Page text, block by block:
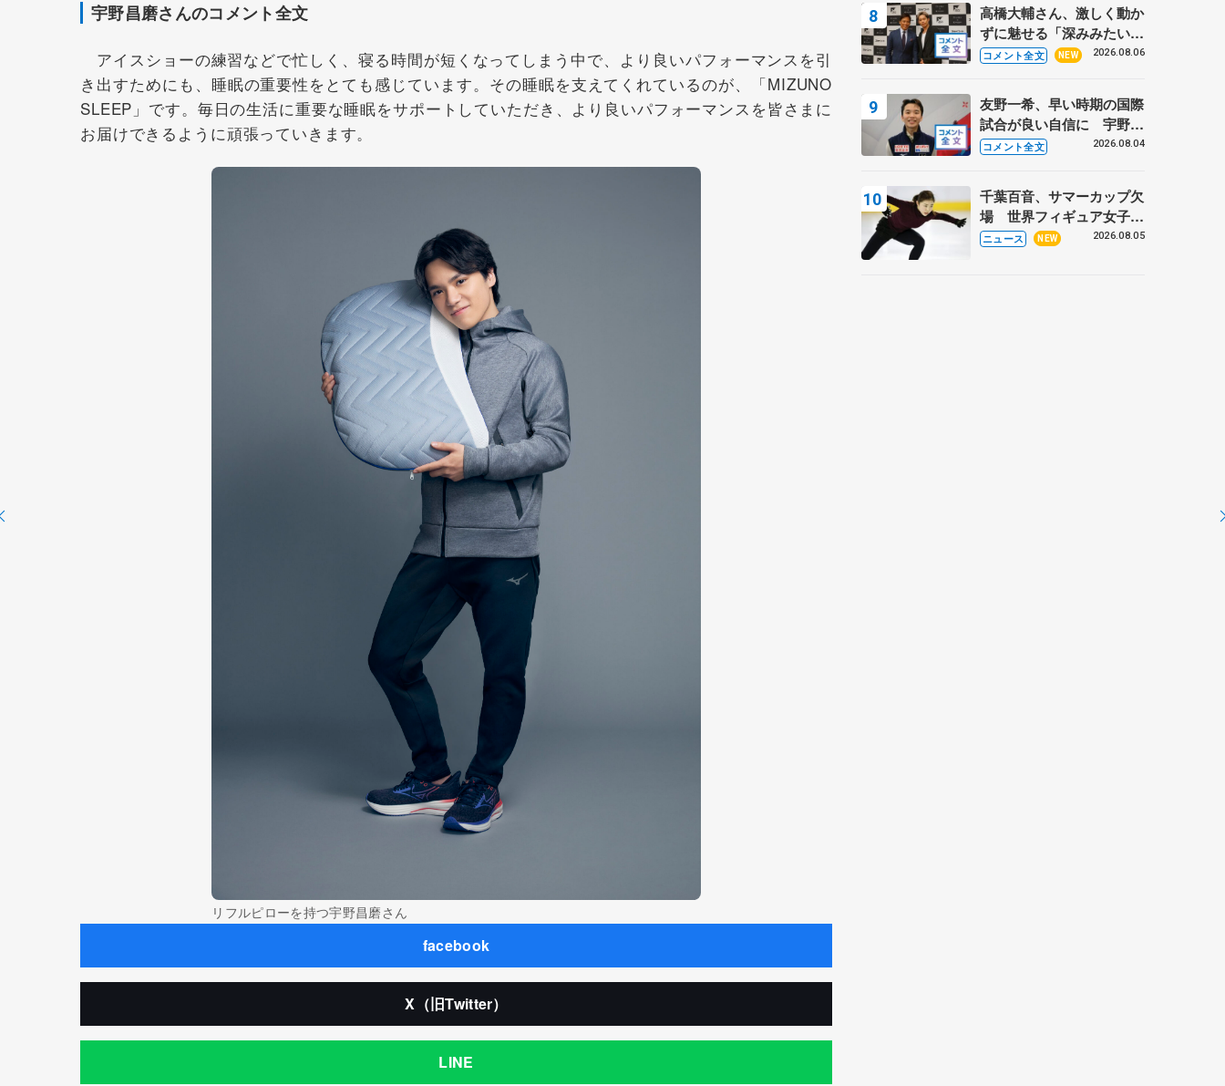
宇野昌磨さんのコメント全文
アイスショーの練習などで忙しく、寝る時間が短くなってしまう中で、より良いパフォーマンスを引
き出すためにも、睡眠の重要性をとても感じています。その睡眠を支えてくれているのが、「MIZUNO
SLEEP」です。毎日の生活に重要な睡眠をサポートしていただき、より良いパフォーマンスを皆さまに
お届けできるように頑張っていきます。
リフルピローを持つ宇野昌磨さん
facebook
X（旧Twitter）
LINE
高橋大輔さん、激しく動か
ずに魅せる「深みみたいな
ものは出てきている？」
ド野村忠宏さんと和気あい
あい
コメント全文 NEW 2026.08.06
友野一希、早い時期の国際
試合が良い自信に 宇野昌
磨の現役復帰に思っている
トロフィーフリー】
コメント全文 2026.08.04
千葉百音、サマーカップ欠
場 世界フィギュア女子2
位
ニュース NEW 2026.08.05